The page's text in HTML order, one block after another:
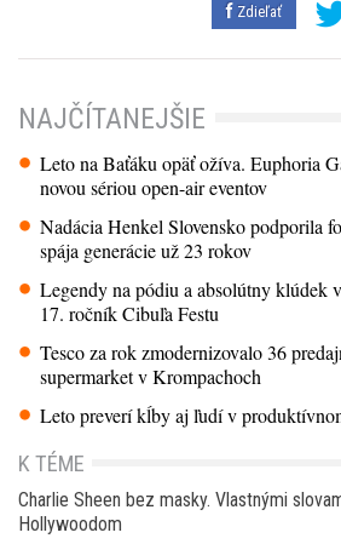
Zdieľať
NAJČÍTANEJŠIE
Leto na Baťáku opäť ožíva. Euphoria
novou sériou open-air eventov
Nadácia Henkel Slovensko podporila
spája generácie už 23 rokov
Legendy na pódiu a absolútny klúdek
17. ročník Cibuľa Festu
Tesco za rok zmodernizovalo 36
supermarket v Krompachoch
Leto preverí kĺby aj ľudí v
K TÉME
Charlie Sheen bez masky. Vlastnými
Hollywoodom